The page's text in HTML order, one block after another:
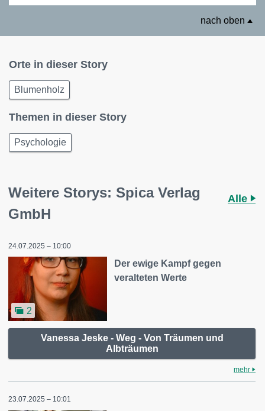
nach oben
Orte in dieser Story
Blumenholz
Themen in dieser Story
Psychologie
Weitere Storys: Spica Verlag
GmbH
Alle
24.07.2025 – 10:00
2
Der ewige Kampf gegen
veralteten Werte
Vanessa Jeske - Weg - Von Träumen und
Albträumen
mehr
23.07.2025 – 10:01